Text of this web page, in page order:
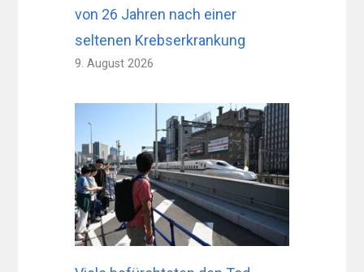
von 26 Jahren nach einer
seltenen Krebserkrankung
9. August 2026